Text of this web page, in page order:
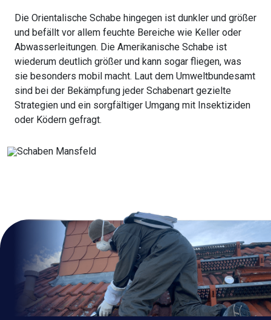
Die Orientalische Schabe hingegen ist dunkler und größer
und befällt vor allem feuchte Bereiche wie Keller oder
Abwasserleitungen. Die Amerikanische Schabe ist
wiederum deutlich größer und kann sogar fliegen, was
sie besonders mobil macht. Laut dem Umweltbundesamt
sind bei der Bekämpfung jeder Schabenart gezielte
Strategien und ein sorgfältiger Umgang mit Insektiziden
oder Ködern gefragt.